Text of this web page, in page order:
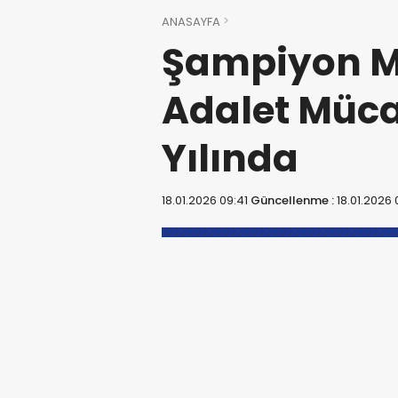
ANASAYFA
Şampiyon
Adalet
Yılında
18.01.2026 09:41 Güncellenme :18.01.2026